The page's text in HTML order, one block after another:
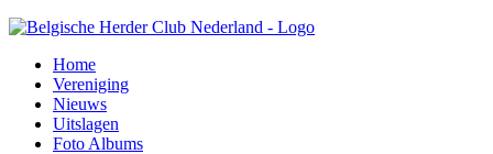
Home
Vereniging
Nieuws
Uitslagen
Foto Albums